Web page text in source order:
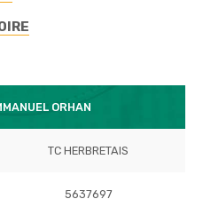
ORHAN
TC HERBRETAIS
5637697